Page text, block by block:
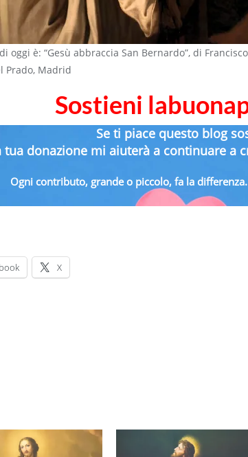
oggi è: “Gesù abbraccia San Bernardo”, di
Prado, Madrid
Sostieni
Se ti piace questo blog
tua donazione mi aiuterà a continuare a
Ogni contributo, grande o piccolo, fa la
X